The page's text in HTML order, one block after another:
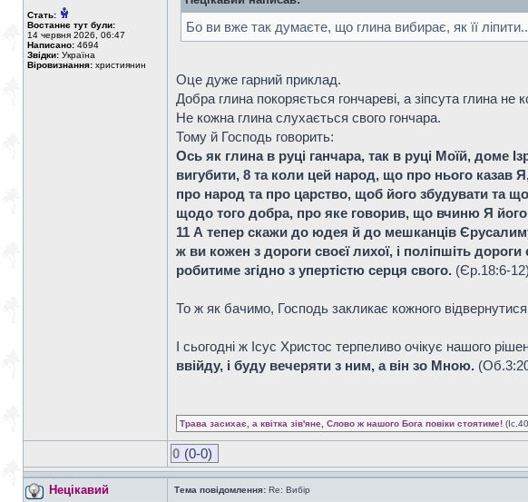
Стать:
Востаннє тут були:
14 червня 2026, 06:47
Написано: 4694
Звідки: Україна
Віровизнання: християнин
Бо ви вже так думаєте, що глина вибирає, як її
Оце дуже гарний приклад.
Добра глина покоряється гончареві, а зіпсута глина не
Не кожна глина слухається свого гончара.
Тому й Господь говорить:
Ось як глина в руці ганчара, так в руці Моїй, доме
вигубити, 8 та коли цей народ, що про нього
про народ та про царство, щоб його збудувати та
щодо того добра, про яке говорив, що вчиню Я
11 А тепер скажи до юдея й до мешканців
ж ви кожен з дороги своєї лихої, і поліпшіть
робитиме згідно з упертістю серця свого. (Єр.18:6-12)
То ж як бачимо, Господь закликає кожного
І сьогодні ж Ісус Христос терпеливо очікує нашого
ввійду, і буду вечеряти з ним, а він зо Мною.
Трава засихає, а квітка зів'яне, Слово ж нашого Бога повіки стоятиме!
0 (0-0)
Нецікавий Тема повідомлення: Re: Вибір